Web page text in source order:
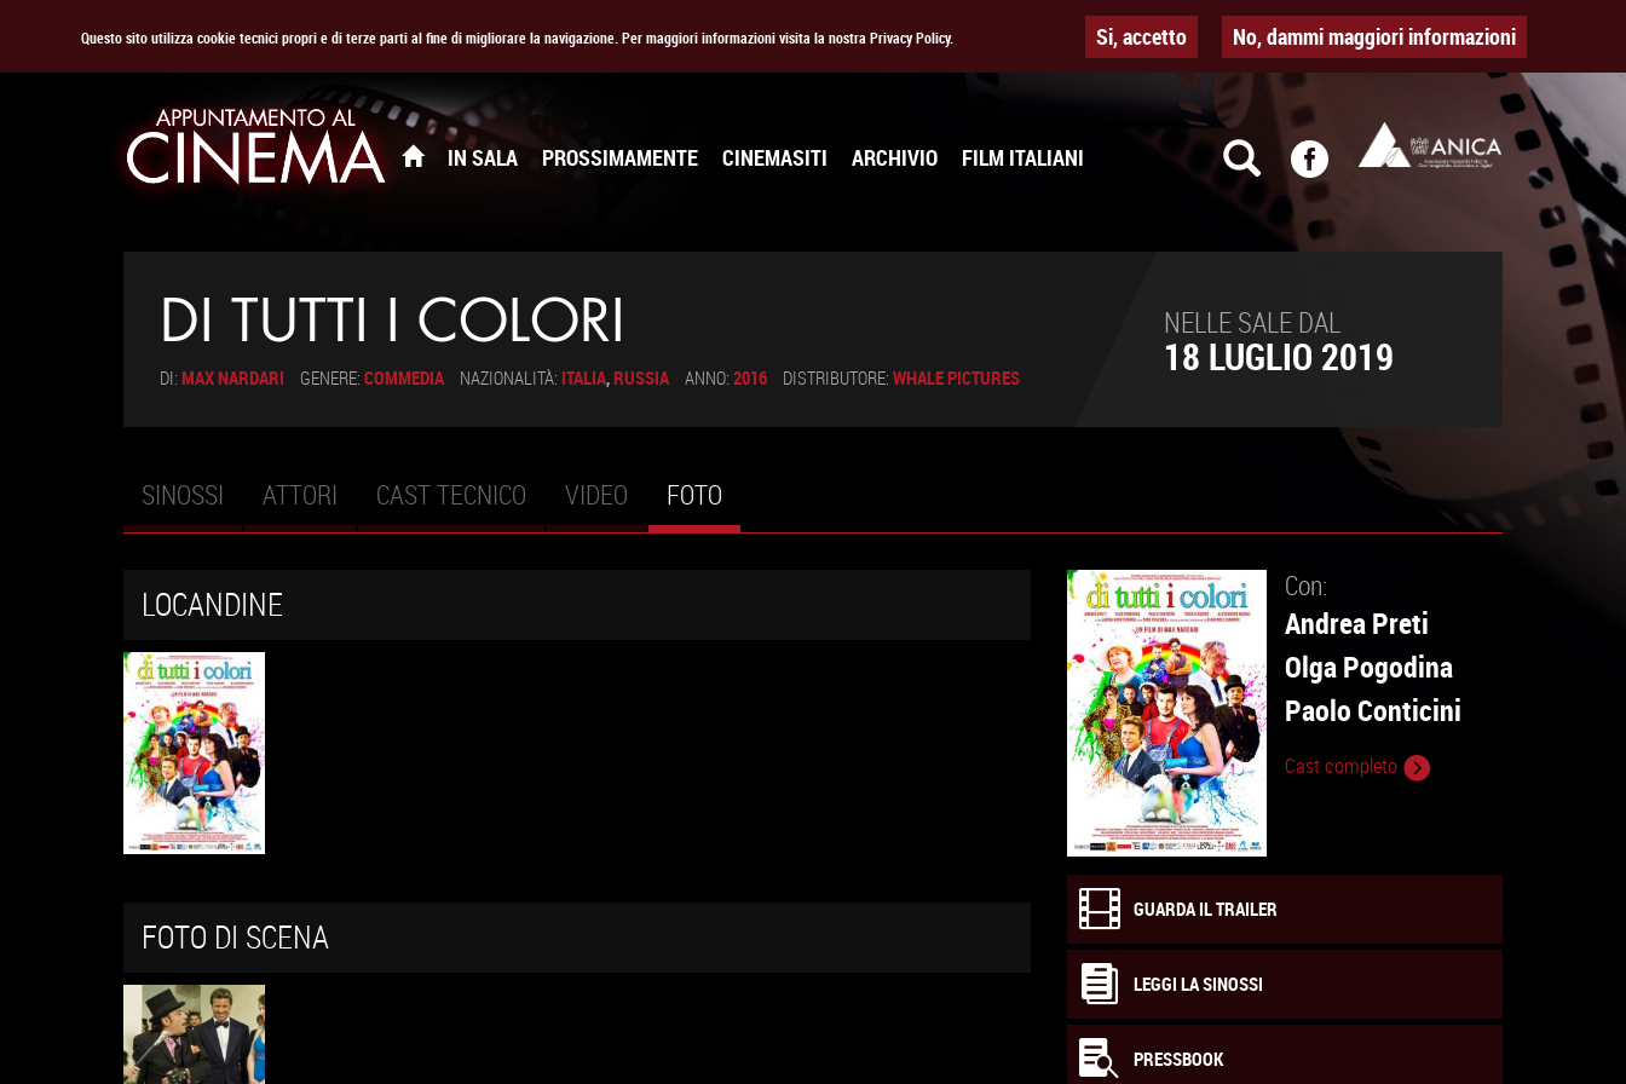
Questo sito utilizza cookie tecnici propri e di terze parti al fine di migliorare la navigazione. Per maggiori informazioni visita la nostra Privacy Policy. Si, accetto No, dammi maggiori informazioni
IN SALA PROSSIMAMENTE CINEMASITI ARCHIVIO FILM ITALIANI
DI TUTTI I COLORI
DI: MAX NARDARI GENERE: COMMEDIA NAZIONALITÀ: ITALIA,RUSSIA ANNO: 2016 DISTRIBUTORE: WHALE PICTURES
NELLE SALE DAL
18 LUGLIO 2019
Schede primarie
SINOSSI ATTORI CAST TECNICO VIDEO FOTO
ATTIVA)
LOCANDINE
FOTO DI SCENA
Con:
Andrea Preti
Olga Pogodina
Paolo Conticini
Cast completo
GUARDA IL TRAILER
LEGGI LA SINOSSI
PRESSBOOK